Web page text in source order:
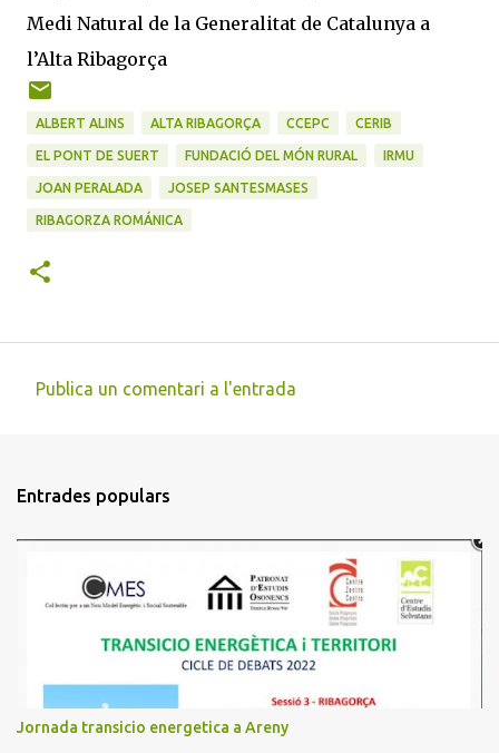
Medi Natural de la Generalitat de Catalunya a
l’Alta Ribagorça
ALBERT ALINS ALTA RIBAGORÇA CCEPC CERIB
EL PONT DE SUERT FUNDACIÓ DEL MÓN RURAL IRMU
JOAN PERALADA JOSEP SANTESMASES
RIBAGORZA ROMÁNICA
e
n
a
Publica un comentari a l'entrada
Entrades populars
Jornada transicio energetica a Areny